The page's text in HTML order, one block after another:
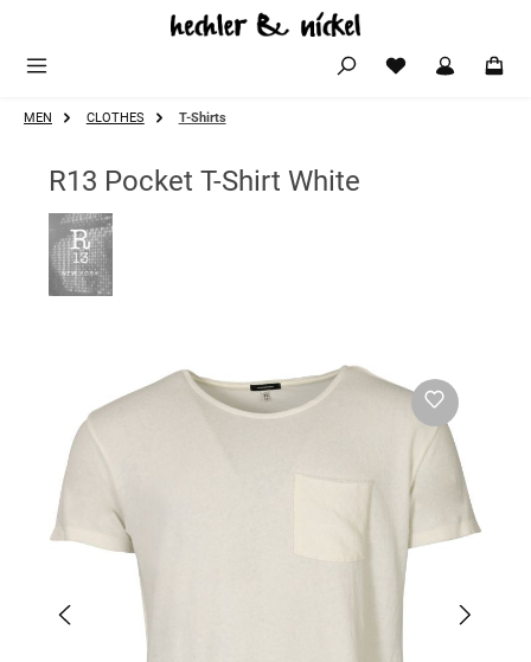
Zum Hauptinhalt springen
MEN CLOTHES T-Shirts
R13 Pocket T-Shirt White